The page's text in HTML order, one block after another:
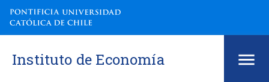
Instituto de Economía